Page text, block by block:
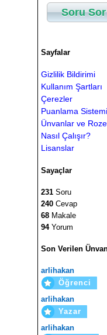
Soru Sor
Sayfalar
Gizlilik Bildirimi
Kullanım Şartları
Çerezler
Puanlama Sistemi
Ünvanlar ve
Nasıl Çalışır?
Lisanslar
Sayaçlar
231 Soru
240 Cevap
68 Makale
94Yorum
Son Verilen
arlihakan
Öğrenci
arlihakan
Yazar
arlihakan